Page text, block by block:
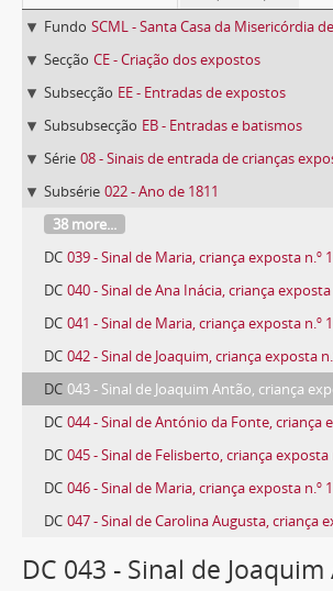
Fundo SCML - Santa Casa da Misericórdia
Secção CE - Criação dos expostos
Subsecção EE - Entradas de expostos
Subsubsecção EB - Entradas e batismos
Série 08 - Sinais de entrada de crianças
Subsérie 022 - Ano de 1811
38 more...
DC 039 - Sinal de Maria, criança exposta n.º
DC 040 - Sinal de Ana Inácia, criança exposta
DC 041 - Sinal de Maria, criança exposta n.º
DC 042 - Sinal de Joaquim, criança exposta
DC 043 - Sinal de Joaquim Antão, criança
DC 044 - Sinal de António da Fonte, criança
DC 045 - Sinal de Felisberto, criança exposta
DC 046 - Sinal de Maria, criança exposta n.º
DC 047 - Sinal de Carolina Augusta, criança
DC 043 - Sinal de